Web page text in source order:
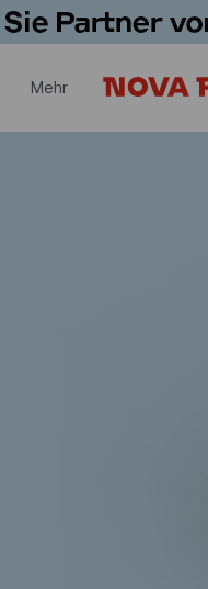
Mehr